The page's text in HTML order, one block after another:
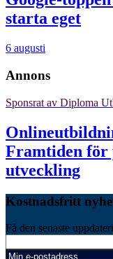
starta eget
6 augusti
Annons
Sponsrat av Diploma
Framtiden för
utveckling
Kostnadsfritt
Få den senaste